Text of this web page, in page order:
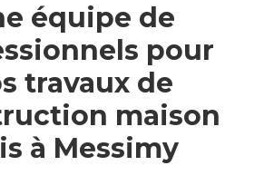
équipe de
pour
travaux de
maison
à Messimy